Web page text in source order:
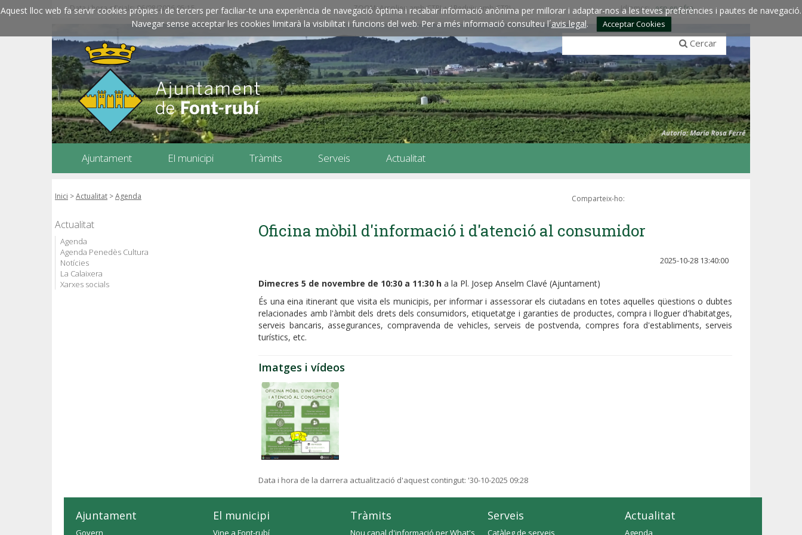
Aquest lloc web fa servir cookies pròpies i de tercers per faciliar-te una experiència de navegació òptima i recabar informació anònima per millorar i adaptar-nos a les teves preferències i pautes de navegació.
Navegar sense acceptar les cookies limitarà la visibilitat i funcions del web. Per a més informació consulteu l´avis legal. Acceptar Cookies
Data i hora oficials: 06/08/2026 05:15 ZOOM: Amplieu amb CTRL+ / Reduïu amb CTRL- Idiomes:esp engfra
Cercar
Ajuntament El municipi Tràmits Serveis Actualitat
Inici >Actualitat >Agenda Comparteix-ho:
Actualitat
Agenda
Agenda Penedès Cultura
Notícies
La Calaixera
Xarxes socials
Oficina mòbil d'informació i d'atenció al consumidor
2025-10-28 13:40:00
Dimecres 5 de novembre de 10:30 a 11:30 h a la Pl. Josep Anselm Clavé (Ajuntament)
És una eina itinerant que visita els municipis, per informar i assessorar els ciutadans en totes aquelles qüestions o dubtes
relacionades amb l'àmbit dels drets dels consumidors, etiquetatge i garanties de productes, compra i lloguer d'habitatges,
serveis bancaris, assegurances, compravenda de vehicles, serveis de postvenda, compres fora d'establiments, serveis
turístics, etc.
Imatges i vídeos
Data i hora de la darrera actualització d'aquest contingut: '30-10-2025 09:28
Ajuntament
Govern
El municipi
Vine a Font-rubí
Tràmits
Nou canal d'informació per What's
Serveis
Catàleg de serveis
Actualitat
Agenda